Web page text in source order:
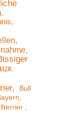
Bull